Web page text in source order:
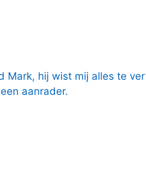
Mark, hij wist mij alles te
aanrader.